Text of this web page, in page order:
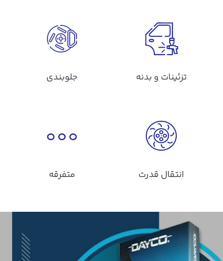
تزئینات و بدنه جلوبندی
انتقال قدرت متفرقه